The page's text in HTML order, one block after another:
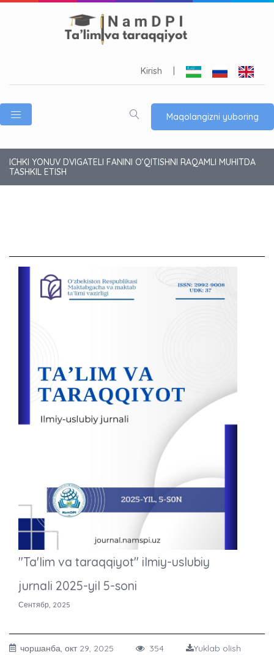
Kirish
Maqolangizni yuboring
ICHKI YONUV DVIGATELI FANINI O‘QITISHNI RAQAMLI MUHITDA
TASHKIL ETISH
"Ta'lim va taraqqiyot" ilmiy-uslubiy
jurnali 2025-yil 5-soni
Сентябр, 2025
чоршанба, окт 29, 2025 354 Yuklab olish